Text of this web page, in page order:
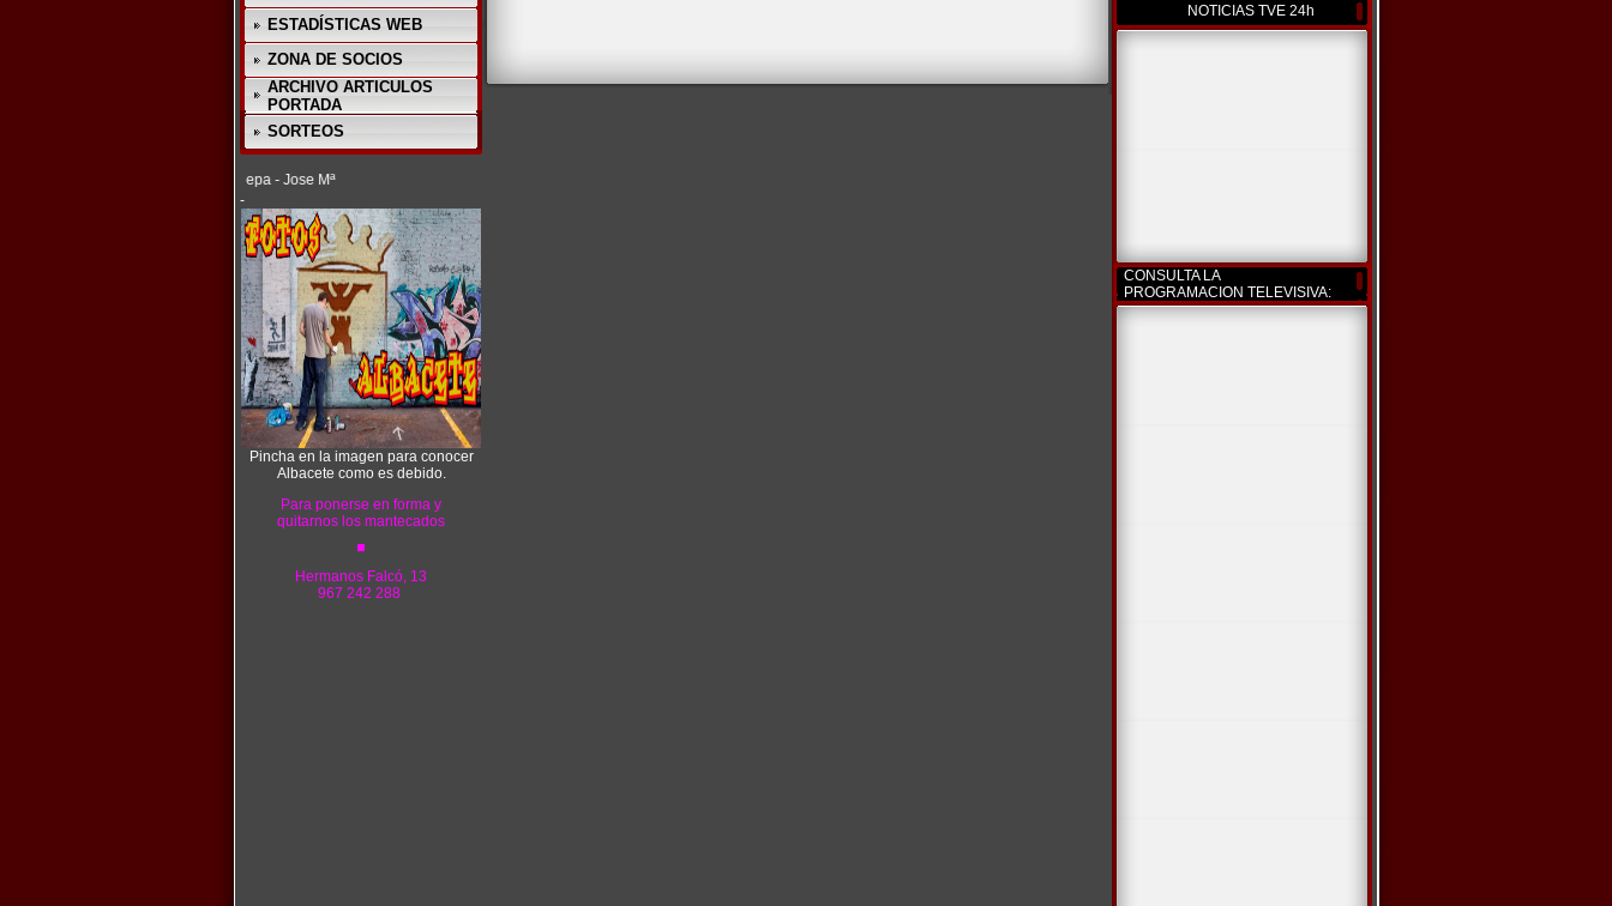
ESTADÍSTICAS WEB
ZONA DE SOCIOS
ARCHIVO ARTICULOS
PORTADA
SORTEOS
(C) 2012 - La Cepa - Jose Mª
-
Pincha en la imagen para conocer
Albacete como es debido.
Para ponerse en forma y
quitarnos los mantecados
Hermanos Falcó, 13
967 242 288
NOTICIAS TVE 24h
CONSULTA LA
PROGRAMACION TELEVISIVA: